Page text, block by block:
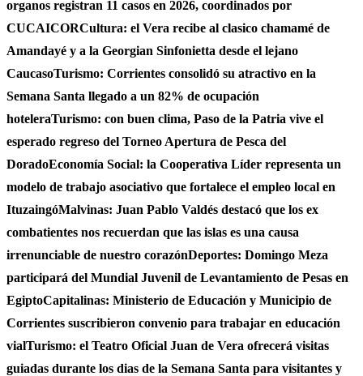
organos registran 11 casos en 2026, coordinados por
CUCAICORCultura: el Vera recibe al clasico chamamé de
Amandayé y a la Georgian Sinfonietta desde el lejano
CaucasoTurismo: Corrientes consolidó su atractivo en la
Semana Santa llegado a un 82% de ocupación
hoteleraTurismo: con buen clima, Paso de la Patria vive el
esperado regreso del Torneo Apertura de Pesca del
DoradoEconomía Social: la Cooperativa Líder representa un
modelo de trabajo asociativo que fortalece el empleo local en
ItuzaingóMalvinas: Juan Pablo Valdés destacó que los ex
combatientes nos recuerdan que las islas es una causa
irrenunciable de nuestro corazónDeportes: Domingo Meza
participará del Mundial Juvenil de Levantamiento de Pesas en
EgiptoCapitalinas: Ministerio de Educación y Municipio de
Corrientes suscribieron convenio para trabajar en educación
vialTurismo: el Teatro Oficial Juan de Vera ofrecerá visitas
guiadas durante los dias de la Semana Santa para visitantes y